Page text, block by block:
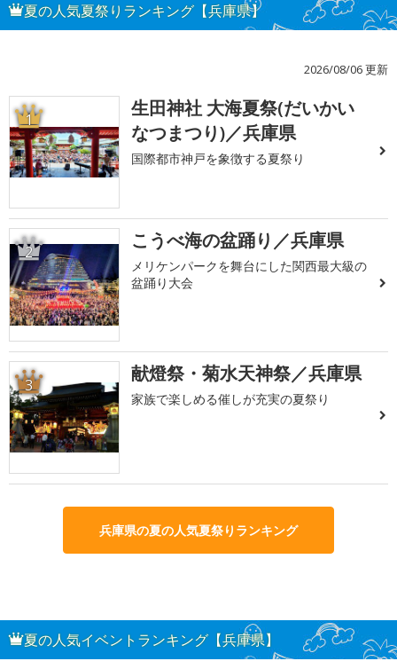
夏の人気夏祭りランキング【兵庫県】
2026/08/06 更新
1
生田神社 大海夏祭(だいかい
なつまつり)／兵庫県
国際都市神戸を象徴する夏祭り
2 こうべ海の盆踊り／兵庫県
メリケンパークを舞台にした関西最大級の
盆踊り大会
3 献燈祭・菊水天神祭／兵庫県
家族で楽しめる催しが充実の夏祭り
兵庫県の夏の人気夏祭りランキング
夏の人気イベントランキング【兵庫県】